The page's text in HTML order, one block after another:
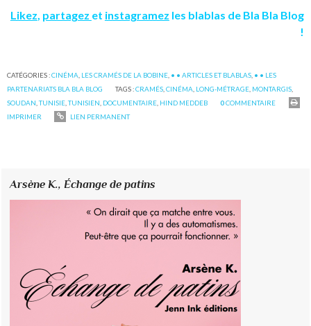
Likez partagez et instagramez les blablas de Bla Bla Blog
!
CATÉGORIES :CINÉMA LES CRAMÉS DE LA BOBINE • • ARTICLES ET BLABLAS • • LES
PARTENARIATS BLA BLA BLOG
TAGS :CRAMÉS ,CINÉMA LONG-MÉTRAGE MONTARGIS
SOUDAN ,TUNISIE ,TUNISIEN DOCUMENTAIRE HIND MEDDEB 0COMMENTAIRE
IMPRIMER
LIEN PERMANENT
Arsène K.,Échange de patins